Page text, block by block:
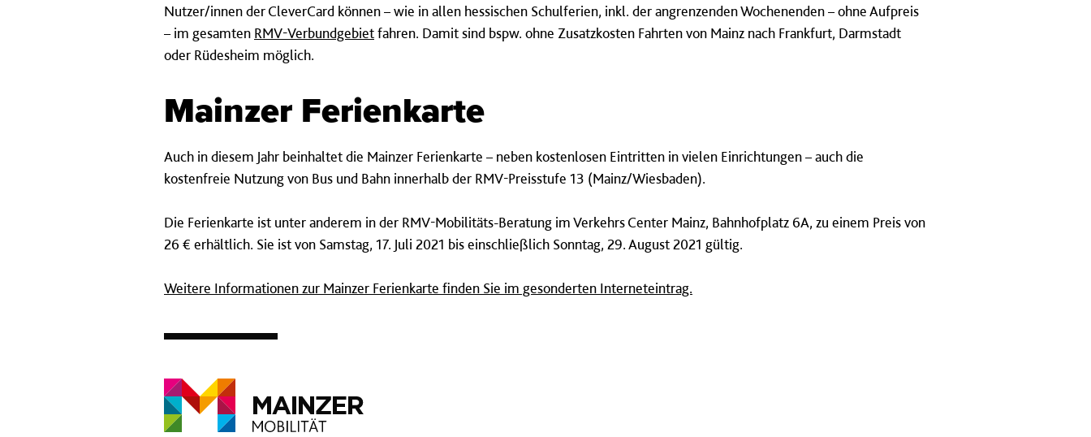
Nutzer/innen der CleverCard können – wie in allen hessischen Schulferien, inkl. der angrenzenden Wochenenden – ohne Aufpreis
– im gesamten RMV-Verbundgebietfahren. Damit sind bspw. ohne Zusatzkosten Fahrten von Mainz nach Frankfurt, Darmstadt
oder Rüdesheim möglich.
Mainzer Ferienkarte
Auch in diesem Jahr beinhaltet die Mainzer Ferienkarte – neben kostenlosen Eintritten in vielen Einrichtungen – auch die
kostenfreie Nutzung von Bus und Bahn innerhalb der RMV-Preisstufe 13 (Mainz/Wiesbaden).
Die Ferienkarte ist unter anderem in der RMV-Mobilitäts-Beratung im Verkehrs Center Mainz, Bahnhofplatz 6A, zu einem Preis von
26 € erhältlich. Sie ist von Samstag, 17. Juli 2021 bis einschließlich Sonntag, 29. August 2021 gültig.
Weitere Informationen zur Mainzer Ferienkarte finden Sie im gesonderten Interneteintrag.